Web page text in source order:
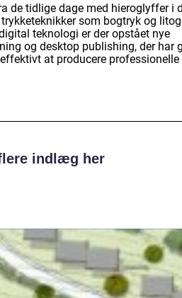
de tidlige dage med hieroglyffer i
som bogtryk og
teknologi er der opstået nye
og desktop publishing, der har
at producere professionelle
indlæg her